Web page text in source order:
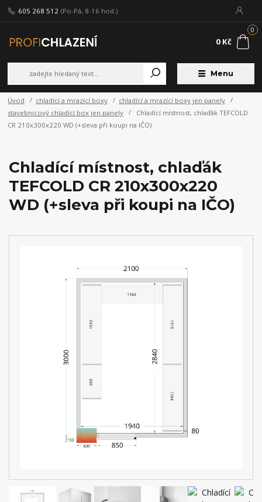
Menu
605 268 512 (Po-Pá, 8-16 hod.)
0
0 Kč
Úvod chladící a mrazící boxy
chladící a mrazící boxy jen panely
stavebnicový chladící box jen panely
Chladící místnost, chlaďák TEFCOLD
CR 210x300x220 WD (+sleva při koupi na IČO)
Chladící místnost, chlaďák
TEFCOLD CR 210x300x220
WD (+sleva při koupi na IČO)